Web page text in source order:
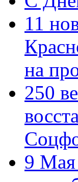
11
на
250
9 Мая